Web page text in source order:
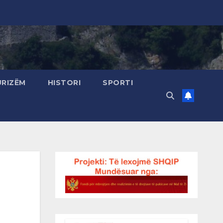
HISTORI SPORTI